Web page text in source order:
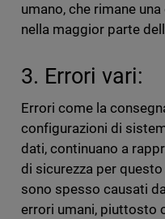
umano, che rimane
nella maggior parte
3. Errori vari:
Errori come la
configurazioni di
dati, continuano a
di sicurezza per
sono spesso causati
errori umani, piuttosto